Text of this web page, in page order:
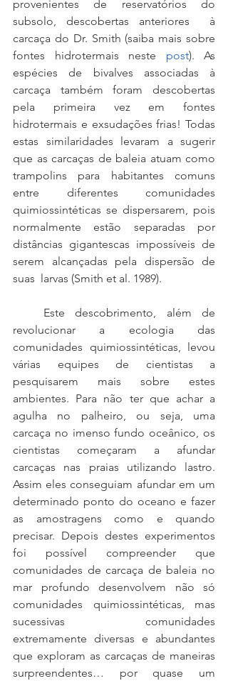
provenientes de reservatórios do
subsolo, descobertas anteriores  à
carcaça do Dr. Smith (saiba mais sobre
fontes hidrotermais neste post). As
espécies de bivalves associadas à
carcaça também foram descobertas
pela primeira vez em fontes
hidrotermais e exsudações frias! Todas
estas similaridades levaram a sugerir
que as carcaças de baleia atuam como
trampolins para habitantes comuns
entre diferentes comunidades
quimiossintéticas se dispersarem, pois
normalmente estão separadas por
distâncias gigantescas impossíveis de
serem alcançadas pela dispersão de
suas  larvas (Smith et al. 1989).
revolucionar a ecologia das
comunidades quimiossintéticas, levou
várias equipes de cientistas a
pesquisarem mais sobre estes
ambientes. Para não ter que achar a
agulha no palheiro, ou seja, uma
carcaça no imenso fundo oceânico, os
cientistas começaram a afundar
carcaças nas praias utilizando lastro.
Assim eles conseguiam afundar em um
determinado ponto do oceano e fazer
as amostragens como e quando
precisar. Depois destes experimentos
foi possível compreender que
comunidades de carcaça de baleia no
mar profundo desenvolvem não só
comunidades quimiossintéticas, mas
sucessivas  comunidades
extremamente diversas e abundantes
que exploram as carcaças de maneiras
surpreendentes… por quase um